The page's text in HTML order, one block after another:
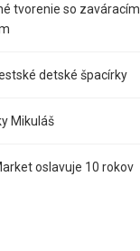
tvorenie so zaváracím
detské špacírky
Mikuláš
oslavuje 10 rokov